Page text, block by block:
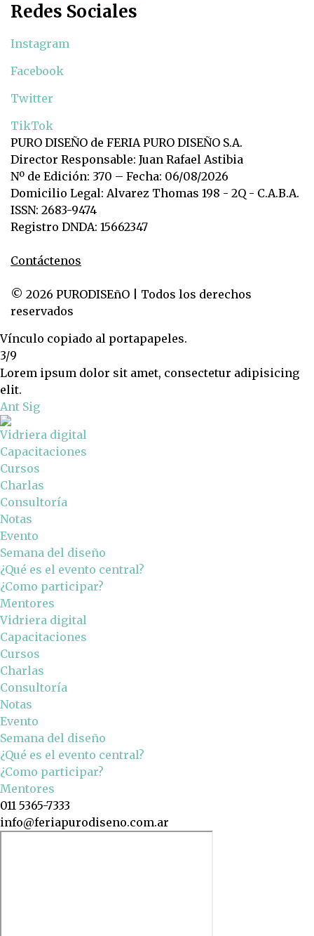
Redes Sociales
Instagram
Facebook
Twitter
TikTok
PURO DISEÑO de FERIA PURO DISEÑO S.A.
Director Responsable: Juan Rafael Astibia
Nº de Edición: 370 – Fecha: 06/08/2026
Domicilio Legal: Alvarez Thomas 198 - 2Q - C.A.B.A.
ISSN: 2683-9474
Registro DNDA: 15662347
Contáctenos
© 2026 PURODISEñO | Todos los derechos
reservados
Vínculo copiado al portapapeles.
3/9
Lorem ipsum dolor sit amet, consectetur adipisicing
elit.
Ant Sig
Vidriera digital
Capacitaciones
Cursos
Charlas
Consultoría
Notas
Evento
Semana del diseño
¿Qué es el evento central?
¿Como participar?
Mentores
Vidriera digital
Capacitaciones
Cursos
Charlas
Consultoría
Notas
Evento
Semana del diseño
¿Qué es el evento central?
¿Como participar?
Mentores
011 5365-7333
info@feriapurodiseno.com.ar